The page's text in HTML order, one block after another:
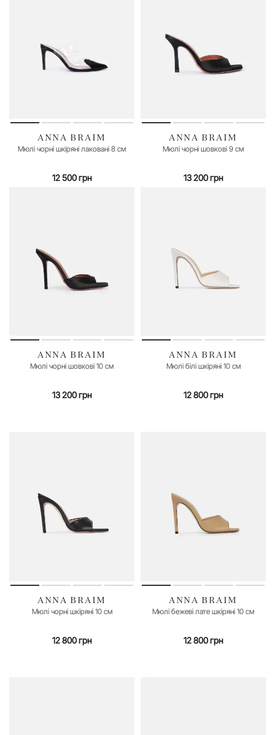
35 40 41
ANNA BRAIM
Мюлі чорні шкіряні лаковані 8 см
12 500 грн
35 36 37 39
ANNA BRAIM
Мюлі чорні шовкові 9 см
13 200 грн
35 36 37 38 39 40 41
ANNA BRAIM
Мюлі чорні шовкові 10 см
13 200 грн
35 36 37 38 40 41
ANNA BRAIM
Мюлі білі шкіряні 10 см
12 800 грн
36 37 38 39 40
ANNA BRAIM
Мюлі чорні шкіряні 10 см
12 800 грн
35 37
ANNA BRAIM
Мюлі бежеві лате шкіряні 10 см
12 800 грн